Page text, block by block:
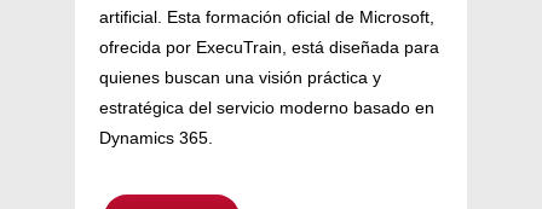
artificial. Esta formación oficial de Microsoft,
ofrecida por ExecuTrain, está diseñada para
quienes buscan una visión práctica y
estratégica del servicio moderno basado en
Dynamics 365.